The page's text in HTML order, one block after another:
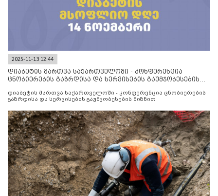
2025-11-13 12:44
დიაბეტის მართვა საქართველოში - კონფერენცია
ცნობიერების გაზრდისა და სერვისების გაუმჯობესების
დიაბეტის მართვა საქართველოში - კონფერენცია ცნობიერების
გაზრდისა და სერვისების გაუმჯობესების მიზნით